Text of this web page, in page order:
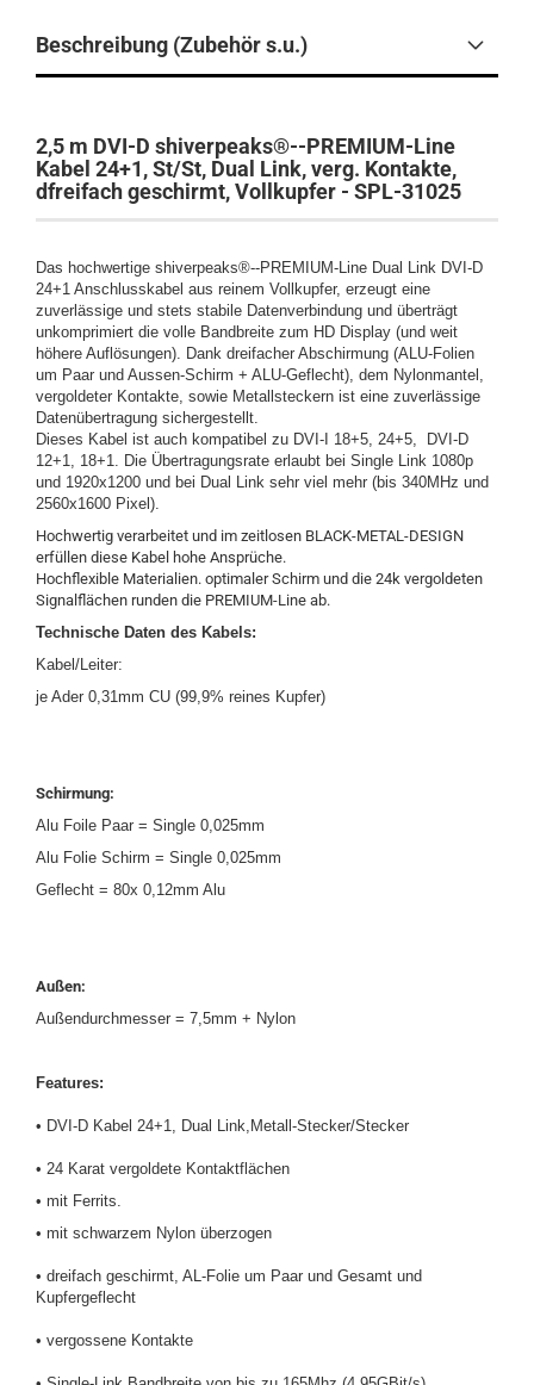
Beschreibung (Zubehör s.u.)
2,5 m DVI-D shiverpeaks®--PREMIUM-Line
Kabel 24+1, St/St, Dual Link, verg. Kontakte,
dfreifach geschirmt, Vollkupfer - SPL-31025
Das hochwertige shiverpeaks®--PREMIUM-Line Dual Link DVI-D
24+1 Anschlusskabel aus reinem Vollkupfer, erzeugt eine
zuverlässige und stets stabile Datenverbindung und überträgt
unkomprimiert die volle Bandbreite zum HD Display (und weit
höhere Auflösungen). Dank dreifacher Abschirmung (ALU-Folien
um Paar und Aussen-Schirm + ALU-Geflecht), dem Nylonmantel,
vergoldeter Kontakte, sowie Metallsteckern ist eine zuverlässige
Datenübertragung sichergestellt.
Dieses Kabel ist auch kompatibel zu DVI-I 18+5, 24+5, DVI-D
12+1, 18+1. Die Übertragungsrate erlaubt bei Single Link 1080p
und 1920x1200 und bei Dual Link sehr viel mehr (bis 340MHz und
2560x1600 Pixel).
Hochwertig verarbeitet und im zeitlosen BLACK-METAL-DESIGN
erfüllen diese Kabel hohe Ansprüche.
Hochflexible Materialien. optimaler Schirm und die 24k vergoldeten
Signalflächen runden die PREMIUM-Line ab.
Technische Daten des Kabels:
Kabel/Leiter:
je Ader 0,31mm CU (99,9% reines Kupfer)
Schirmung:
Alu Foile Paar = Single 0,025mm
Alu Folie Schirm = Single 0,025mm
Geflecht = 80x 0,12mm Alu
Außen:
Außendurchmesser = 7,5mm + Nylon
Features:
• DVI-D Kabel 24+1, Dual Link,Metall-Stecker/Stecker
• 24 Karat vergoldete Kontaktflächen
• mit Ferrits.
• mit schwarzem Nylon überzogen
• dreifach geschirmt, AL-Folie um Paar und Gesamt und
Kupfergeflecht
• vergossene Kontakte